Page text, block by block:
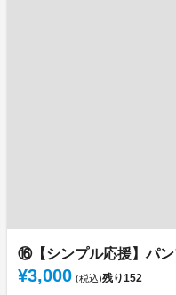
⑯【シンプル応援】パ
¥3,000 (税込)残り152